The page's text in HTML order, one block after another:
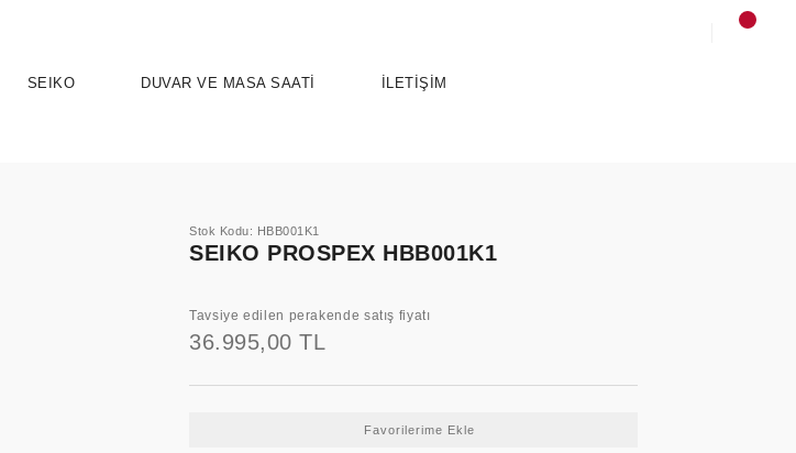
ELEGANCE
SEIKO
SEIKO 5 SPORTS
DUVAR VE MASA SAATİ İLETİŞİM
Stok Kodu: HBB001K1
SEIKO PROSPEX HBB001K1
Tavsiye edilen perakende satış fiyatı
36.995,00 TL